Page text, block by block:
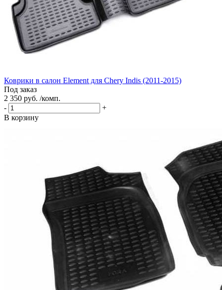
Коврики в салон Element для Chery Indis (2011-2015)
Под заказ
2 350 руб. /комп.
-
+
В корзину